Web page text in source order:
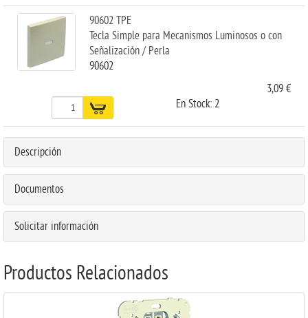
90602 TPE
Tecla Simple para Mecanismos Luminosos o con
Señalización / Perla
90602
3,09 €
En Stock: 2
Descripción
Documentos
Solicitar información
Productos Relacionados